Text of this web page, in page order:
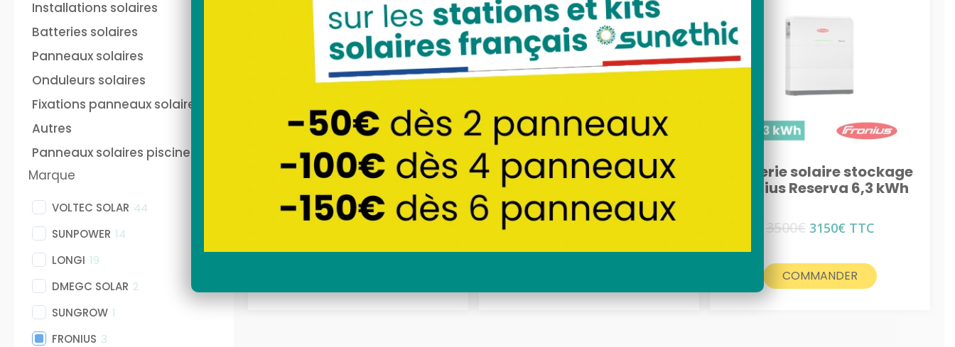
Installations solaires
Batteries solaires
Panneaux solaires
Onduleurs solaires
Fixations panneaux solaires
Autres
Panneaux solaires piscine
Marque
VOLTEC SOLAR 44
SUNPOWER 14
LONGI 19
DMEGC SOLAR 2
SUNGROW 1
FRONIUS 3
Batterie solaire stockage
Batterie Fronius Reserva 15,8
kWh
7500
Batterie solaire stockage
Extension Fronius Reserva
3,15 kWh
1250 €
Batterie solaire stockage
Fronius Reserva 6,3 kWh
3500€ Le
était :
3500€.
3150€Le
est :
3150€.
TTC
COMMANDER